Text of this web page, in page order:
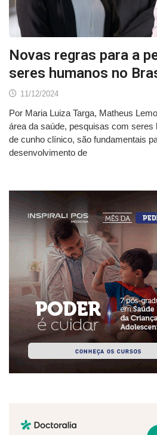
Novas regras para a
seres humanos no
11/12/2024
Por Maria Luiza Targa, Matheus
área da saúde, pesquisas com
de cunho clínico, são fundamentais
desenvolvimento de